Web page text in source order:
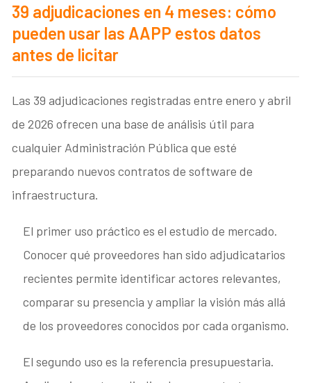
39 adjudicaciones en 4 meses: cómo
pueden usar las AAPP estos datos
antes de licitar
Las 39 adjudicaciones registradas entre enero y abril
de 2026 ofrecen una base de análisis útil para
cualquier Administración Pública que esté
preparando nuevos contratos de software de
infraestructura.
El primer uso práctico es el estudio de mercado.
Conocer qué proveedores han sido adjudicatarios
recientes permite identificar actores relevantes,
comparar su presencia y ampliar la visión más allá
de los proveedores conocidos por cada organismo.
El segundo uso es la referencia presupuestaria.